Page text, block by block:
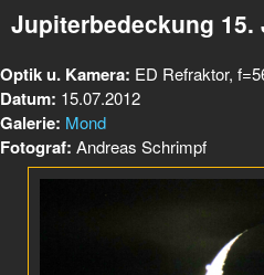
Jupiterbedeckung 15.
Optik u. Kamera: ED Refraktor,
Datum: 15.07.2012
Galerie: Mond
Fotograf: Andreas Schrimpf